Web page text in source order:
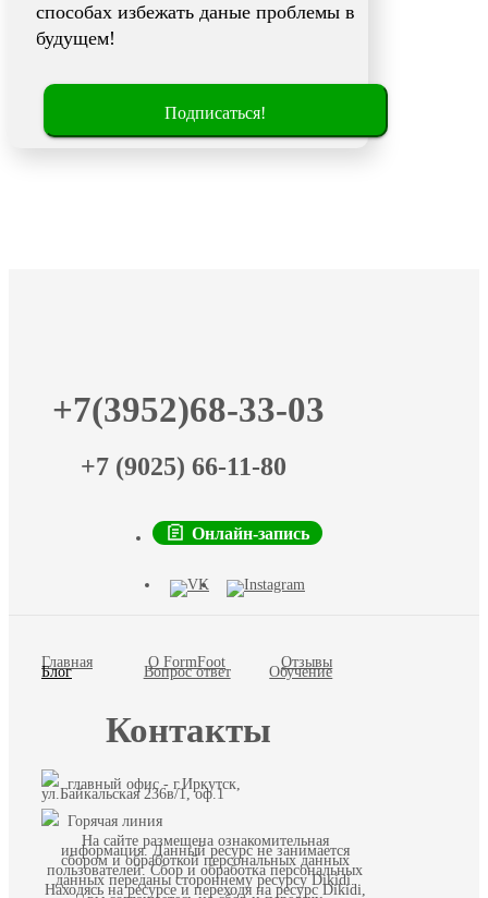
способах избежать даные проблемы в
будущем!
Подписаться!
+7(3952)68-33-03
+7 (9025) 66-11-80
Онлайн-запись
Главная О FormFoot Отзывы
Блог Вопрос ответ Обучение
Контакты
главный офис - г.Иркутск,
ул.Байкальская 236в/1, оф.1
Горячая линия
На сайте размещена ознакомительная
информация. Данный ресурс не занимается
сбором и обработкой персональных данных
пользователей. Сбор и обработка персональных
данных переданы стороннему ресурсу Dikidi.
Находясь на ресурсе и переходя на ресурс Dikidi,